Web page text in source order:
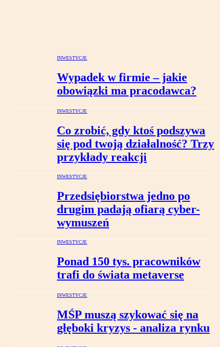
INWESTYCJE
Wypadek w firmie – jakie
obowiązki ma pracodawca?
INWESTYCJE
Co zrobić, gdy ktoś podszywa
się pod twoją działalność? Trzy
przykłady reakcji
INWESTYCJE
Przedsiębiorstwa jedno po
drugim padają ofiarą cyber-
wymuszeń
INWESTYCJE
Ponad 150 tys. pracowników
trafi do świata metaverse
INWESTYCJE
MŚP muszą szykować się na
głęboki kryzys - analiza rynku